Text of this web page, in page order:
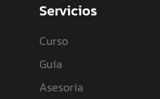
Servicios
Curso
Guía
Asesoría